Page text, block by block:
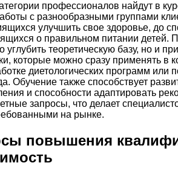
профессионалов найдут в
с разнообразными группами
улучшить свое здоровье, до
о правильном питании детей.
углубить теоретическую базу, но и
которые можно сразу применять в
диетологических программ или
Обучение также способствует
и способности адаптировать
запросы, что делает
на рынке.
повышения